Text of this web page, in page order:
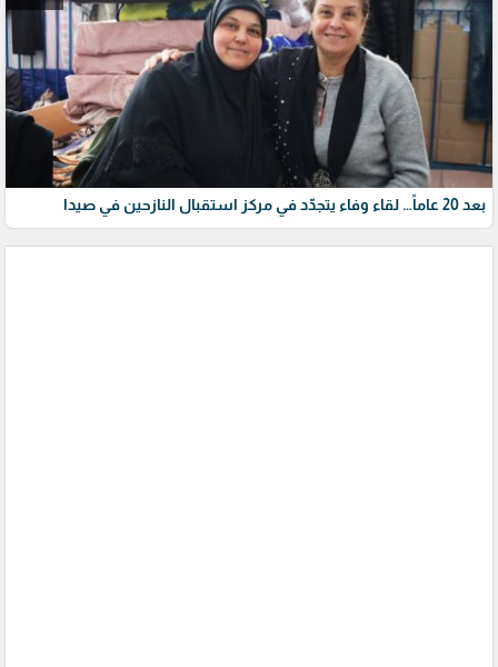
بعد 20 عاماً… لقاء وفاء يتجدّد في مركز استقبال النازحين في صيدا